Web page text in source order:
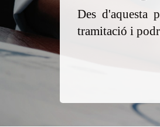
Des d'aquesta
tramitació i